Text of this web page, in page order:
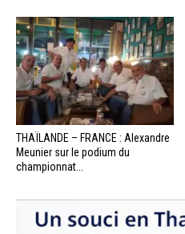
THAÏLANDE – FRANCE : Alexandre
Meunier sur le podium du
championnat...